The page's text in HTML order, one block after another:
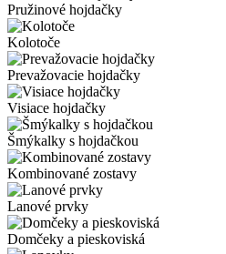
Pružinové hojdačky
Kolotoče
Prevažovacie hojdačky
Visiace hojdačky
Šmýkalky s hojdačkou
Kombinované zostavy
Lanové prvky
Domčeky a pieskoviská